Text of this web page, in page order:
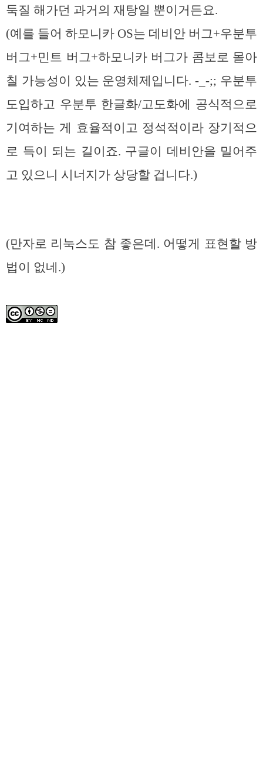
둑질 해가던 과거의 재탕일 뿐이거든요.
(예를 들어 하모니카 OS는 데비안 버그+우분투
버그+민트 버그+하모니카 버그가 콤보로 몰아
칠 가능성이 있는 운영체제입니다. -_-;; 우분투
도입하고 우분투 한글화/고도화에 공식적으로
기여하는 게 효율적이고 정석적이라 장기적으
로 득이 되는 길이죠. 구글이 데비안을 밀어주
고 있으니 시너지가 상당할 겁니다.)
(만자로 리눅스도 참 좋은데. 어떻게 표현할 방
법이 없네.)